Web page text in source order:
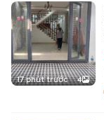
17 phút trước 4